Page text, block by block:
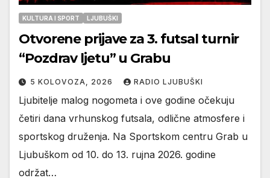
KULTURA I SPORT LJUBUŠKI
Otvorene prijave za 3. futsal turnir
“Pozdrav ljetu” u Grabu
5 KOLOVOZA, 2026 RADIO LJUBUŠKI
Ljubitelje malog nogometa i ove godine očekuju
četiri dana vrhunskog futsala, odlične atmosfere i
sportskog druženja. Na Sportskom centru Grab u
Ljubuškom od 10. do 13. rujna 2026. godine
održat…